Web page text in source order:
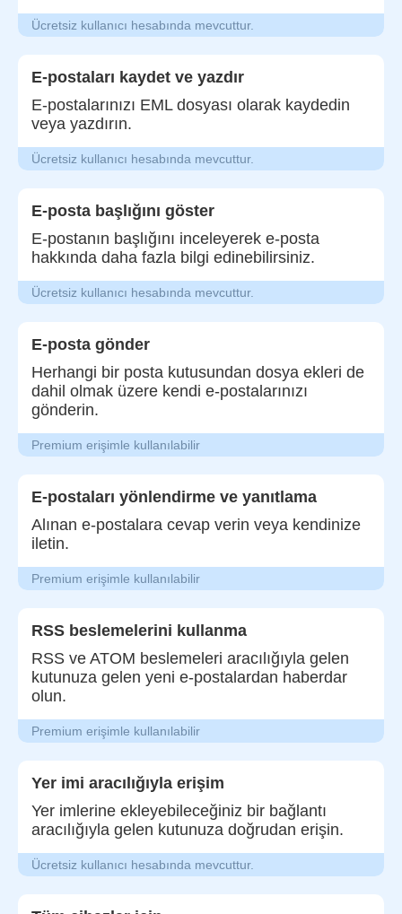
Ücretsiz kullanıcı hesabında mevcuttur.
E-postaları kaydet ve yazdır
E-postalarınızı EML dosyası olarak kaydedin
veya yazdırın.
Ücretsiz kullanıcı hesabında mevcuttur.
E-posta başlığını göster
E-postanın başlığını inceleyerek e-posta
hakkında daha fazla bilgi edinebilirsiniz.
Ücretsiz kullanıcı hesabında mevcuttur.
E-posta gönder
Herhangi bir posta kutusundan dosya ekleri de
dahil olmak üzere kendi e-postalarınızı
gönderin.
Premium erişimle kullanılabilir
E-postaları yönlendirme ve yanıtlama
Alınan e-postalara cevap verin veya kendinize
iletin.
Premium erişimle kullanılabilir
RSS beslemelerini kullanma
RSS ve ATOM beslemeleri aracılığıyla gelen
kutunuza gelen yeni e-postalardan haberdar
olun.
Premium erişimle kullanılabilir
Yer imi aracılığıyla erişim
Yer imlerine ekleyebileceğiniz bir bağlantı
aracılığıyla gelen kutunuza doğrudan erişin.
Ücretsiz kullanıcı hesabında mevcuttur.